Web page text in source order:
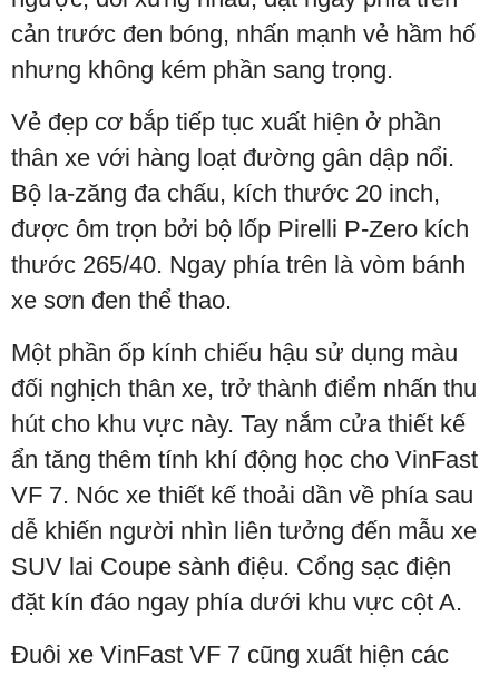
cản trước đen bóng, nhấn mạnh vẻ hầm hố
nhưng không kém phần sang trọng.
Vẻ đẹp cơ bắp tiếp tục xuất hiện ở phần
thân xe với hàng loạt đường gân dập nổi.
Bộ la-zăng đa chấu, kích thước 20 inch,
được ôm trọn bởi bộ lốp Pirelli P-Zero kích
thước 265/40. Ngay phía trên là vòm bánh
xe sơn đen thể thao.
Một phần ốp kính chiếu hậu sử dụng màu
đối nghịch thân xe, trở thành điểm nhấn thu
hút cho khu vực này. Tay nắm cửa thiết kế
ẩn tăng thêm tính khí động học cho VinFast
VF 7. Nóc xe thiết kế thoải dần về phía sau
dễ khiến người nhìn liên tưởng đến mẫu xe
SUV lai Coupe sành điệu. Cổng sạc điện
đặt kín đáo ngay phía dưới khu vực cột A.
Đuôi xe VinFast VF 7 cũng xuất hiện các